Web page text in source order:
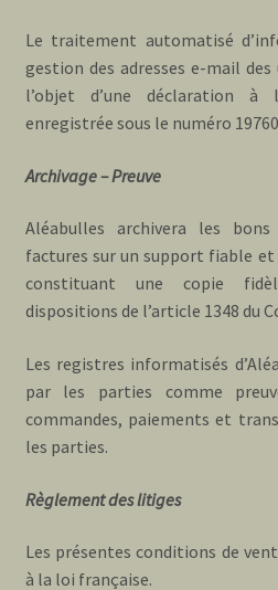
Le traitement automatisé
gestion des adresses e-mail
l’objet d’une déclaration à
enregistrée sous le numéro
Archivage – Preuve
Aléabulles archivera les
factures sur un support fiable
constituant une copie
dispositions de l’article 1348 du
Les registres informatisés
par les parties comme
commandes, paiements et
les parties.
Règlement des litiges
Les présentes conditions de
à la loi française.